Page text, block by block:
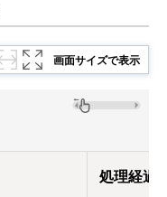
画面サイズで表示
処理経過